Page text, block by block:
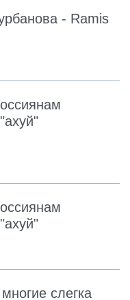
- Ramis
слегка